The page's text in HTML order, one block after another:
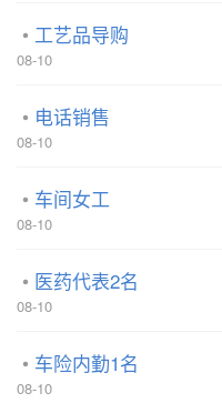
工艺品导购
08-10
电话销售
08-10
车间女工
08-10
医药代表2名
08-10
车险内勤1名
08-10